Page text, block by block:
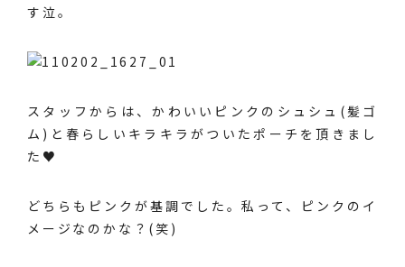
す泣。
スタッフからは、かわいいピンクのシュシュ(髪ゴ
ム)と春らしいキラキラがついたポーチを頂きまし
た♥
どちらもピンクが基調でした。私って、ピンクのイ
メージなのかな？(笑)